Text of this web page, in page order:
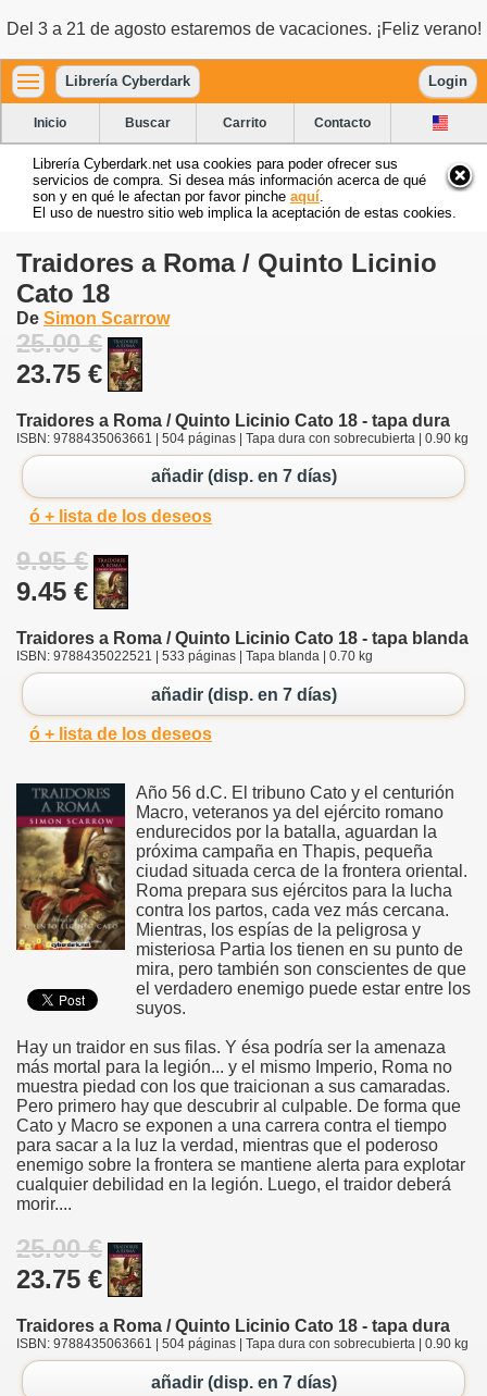
Del 3 a 21 de agosto estaremos de vacaciones. ¡Feliz verano!
Librería Cyberdark Login
Inicio Buscar Carrito Contacto
Librería Cyberdark.net usa cookies para poder ofrecer sus
servicios de compra. Si desea más información acerca de qué
son y en qué le afectan por favor pinche aquí
El uso de nuestro sitio web implica la aceptación de estas cookies.
Traidores a Roma / Quinto Licinio
Cato 18
De Simon Scarrow
25.00 €
23.75 €
Traidores a Roma / Quinto Licinio Cato 18 - tapa dura
ISBN: 9788435063661 | 504 páginas | Tapa dura con sobrecubierta | 0.90 kg
añadir (disp. en 7 días)
ó + lista de los deseos
9.95 €
9.45 €
Traidores a Roma / Quinto Licinio Cato 18 - tapa blanda
ISBN: 9788435022521 | 533 páginas | Tapa blanda | 0.70 kg
añadir (disp. en 7 días)
ó + lista de los deseos
Año 56 d.C. El tribuno Cato y el centurión
Macro, veteranos ya del ejército romano
endurecidos por la batalla, aguardan la
próxima campaña en Thapis, pequeña
ciudad situada cerca de la frontera oriental.
Roma prepara sus ejércitos para la lucha
contra los partos, cada vez más cercana.
Mientras, los espías de la peligrosa y
misteriosa Partia los tienen en su punto de
mira, pero también son conscientes de que
el verdadero enemigo puede estar entre los
suyos.
Hay un traidor en sus filas. Y ésa podría ser la amenaza
más mortal para la legión... y el mismo Imperio, Roma no
muestra piedad con los que traicionan a sus camaradas.
Pero primero hay que descubrir al culpable. De forma que
Cato y Macro se exponen a una carrera contra el tiempo
para sacar a la luz la verdad, mientras que el poderoso
enemigo sobre la frontera se mantiene alerta para explotar
cualquier debilidad en la legión. Luego, el traidor deberá
morir....
25.00 €
23.75 €
Traidores a Roma / Quinto Licinio Cato 18 - tapa dura
ISBN: 9788435063661 | 504 páginas | Tapa dura con sobrecubierta | 0.90 kg
añadir (disp. en 7 días)